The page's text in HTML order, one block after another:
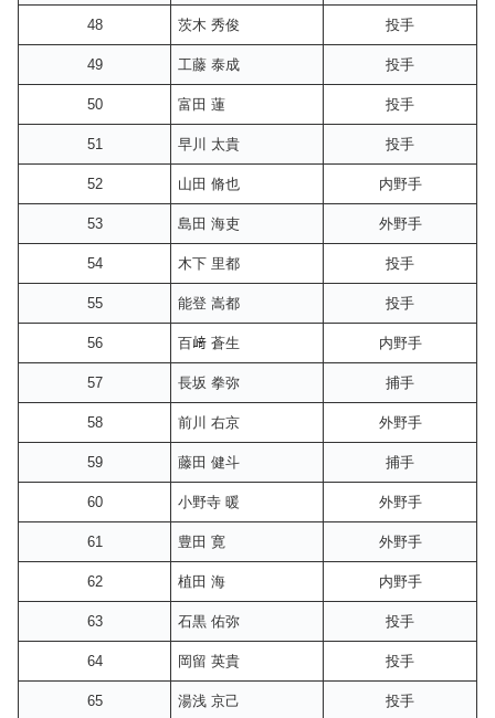
48 茨木 秀俊 投手
49 工藤 泰成 投手
50 富田 蓮 投手
51 早川 太貴 投手
52 山田 脩也 内野手
53 島田 海吏 外野手
54 木下 里都 投手
55 能登 嵩都 投手
56 百﨑 蒼生 内野手
57 長坂 拳弥 捕手
58 前川 右京 外野手
59 藤田 健斗 捕手
60 小野寺 暖 外野手
61 豊田 寛 外野手
62 植田 海 内野手
63 石黒 佑弥 投手
64 岡留 英貴 投手
65 湯浅 京己 投手